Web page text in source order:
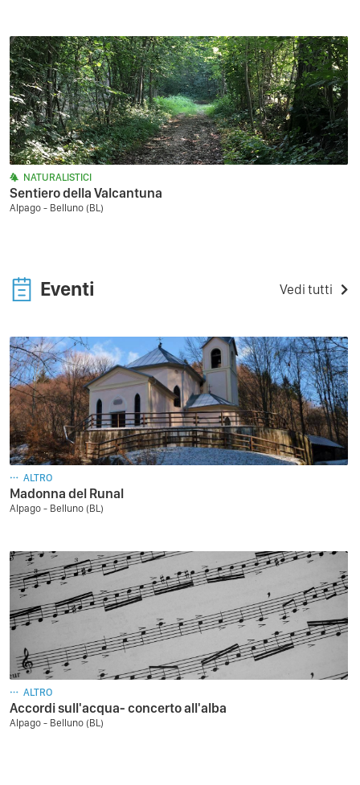
NATURALISTICI
Sentiero della Valcantuna
Alpago - Belluno (BL)
Eventi Vedi tutti
ALTRO
Madonna del Runal
Alpago - Belluno (BL)
ALTRO
Accordi sull'acqua- concerto all'alba
Alpago - Belluno (BL)